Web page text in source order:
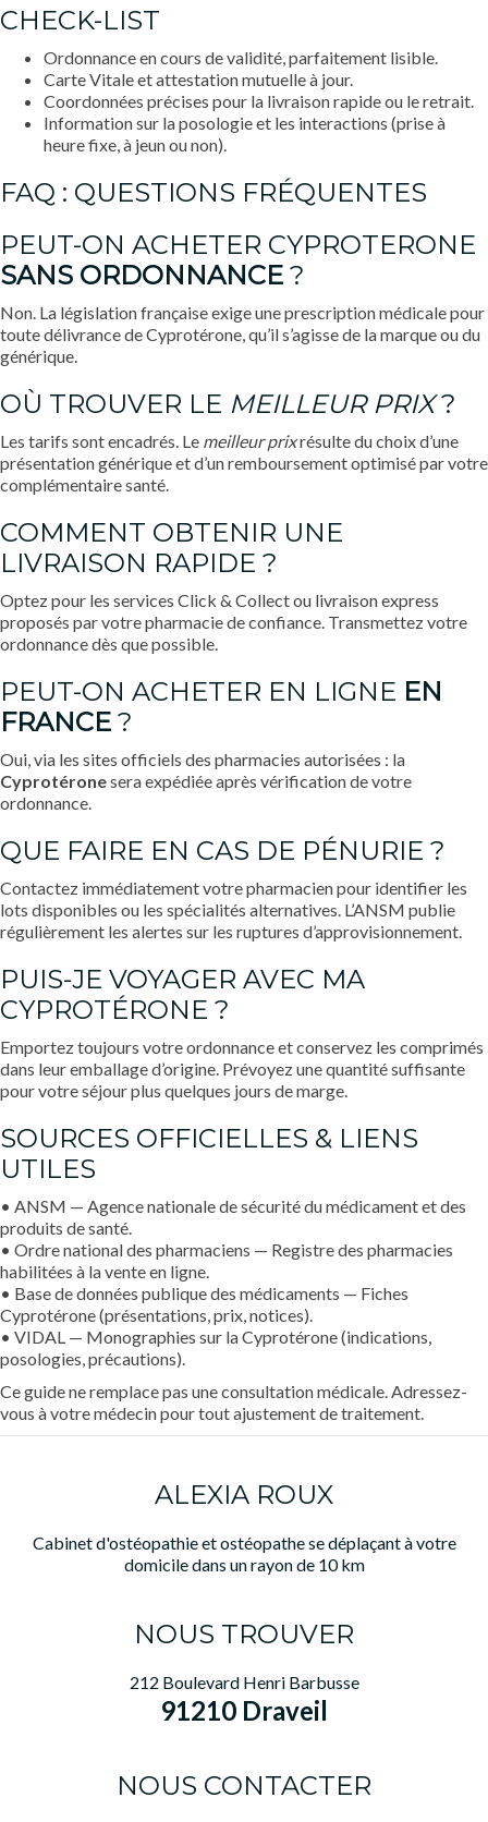
CHECK-LIST
Ordonnance en cours de validité, parfaitement lisible.
Carte Vitale et attestation mutuelle à jour.
Coordonnées précises pour la livraison rapide ou le retrait.
Information sur la posologie et les interactions (prise à
heure fixe, à jeun ou non).
FAQ : QUESTIONS FRÉQUENTES
PEUT-ON ACHETER CYPROTERONE
SANS ORDONNANCE ?
Non. La législation française exige une prescription médicale pour
toute délivrance de Cyprotérone, qu’il s’agisse de la marque ou du
générique.
OÙ TROUVER LE MEILLEUR PRIX?
Les tarifs sont encadrés. Le meilleur prixrésulte du choix d’une
présentation générique et d’un remboursement optimisé par votre
complémentaire santé.
COMMENT OBTENIR UNE
LIVRAISON RAPIDE ?
Optez pour les services Click & Collect ou livraison express
proposés par votre pharmacie de confiance. Transmettez votre
ordonnance dès que possible.
PEUT-ON ACHETER EN LIGNE EN
FRANCE ?
Oui, via les sites officiels des pharmacies autorisées : la
Cyprotéronesera expédiée après vérification de votre
ordonnance.
QUE FAIRE EN CAS DE PÉNURIE ?
Contactez immédiatement votre pharmacien pour identifier les
lots disponibles ou les spécialités alternatives. L’ANSM publie
régulièrement les alertes sur les ruptures d’approvisionnement.
PUIS-JE VOYAGER AVEC MA
CYPROTÉRONE ?
Emportez toujours votre ordonnance et conservez les comprimés
dans leur emballage d’origine. Prévoyez une quantité suffisante
pour votre séjour plus quelques jours de marge.
SOURCES OFFICIELLES & LIENS
UTILES
• ANSM — Agence nationale de sécurité du médicament et des
produits de santé.
• Ordre national des pharmaciens — Registre des pharmacies
habilitées à la vente en ligne.
• Base de données publique des médicaments — Fiches
Cyprotérone (présentations, prix, notices).
• VIDAL — Monographies sur la Cyprotérone (indications,
posologies, précautions).
Ce guide ne remplace pas une consultation médicale. Adressez-
vous à votre médecin pour tout ajustement de traitement.
ALEXIA ROUX
Cabinet d'ostéopathie et ostéopathe se déplaçant à votre
domicile dans un rayon de 10 km
NOUS TROUVER
212 Boulevard Henri Barbusse
91210 Draveil
NOUS CONTACTER